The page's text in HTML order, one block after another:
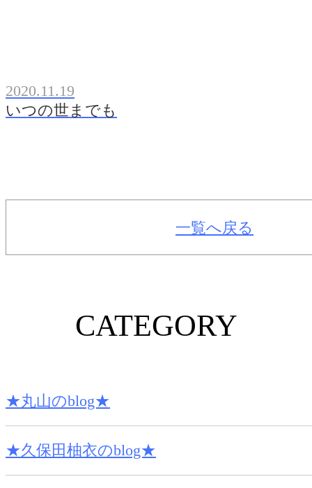
2020.11.19
いつの世までも
一覧へ戻る
CATEGORY
★丸山のblog★
★久保田柚衣のblog★